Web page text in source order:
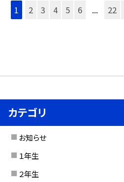
1 2 3 4 5 6 ... 22
カテゴリ
お知らせ
１年生
２年生